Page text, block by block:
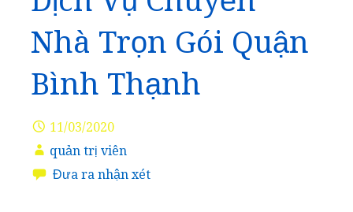
Nhà Trọn Gói Quận
Bình Thạnh
11/03/2020
quản trị viên
Đưa ra nhận xét